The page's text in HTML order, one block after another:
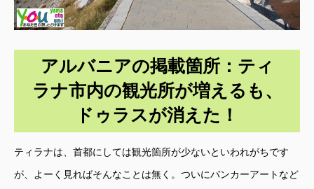
アルバニアの掲載箇所：ティ
ラナ市内の観光所が増えるも、
ドゥラスが消えた！
ティラナは、首都にしては観光箇所が少ないといわれがちです
が、よーく見ればそんなことは無く。ついにバンカーアートなど